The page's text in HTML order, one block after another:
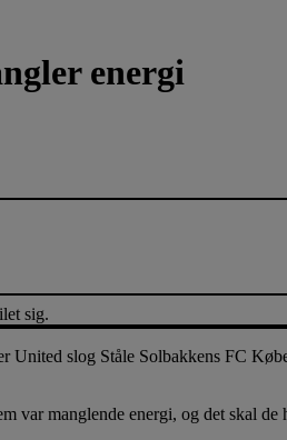
energi
sig.
slog Ståle Solbakkens FC
var manglende energi, og det skal de